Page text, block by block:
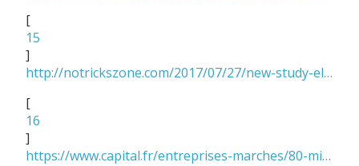
[
15
]
http://notrickszone.com/2017/07/27/new-study-electric-vehicle-use-does-not-appreciably-reduce-co2-emissions/
[
16
]
https://www.capital.fr/entreprises-marches/80-millions-de-voitures-en-moins-en-europe-dici-2030-etude-1243502